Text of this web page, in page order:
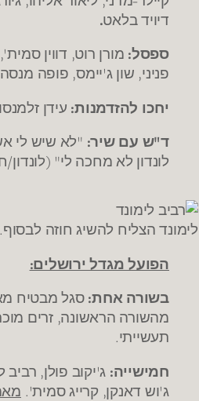
דיויד בלאט.
ספסל: מורן רוט, דווין
פניני, שון ג'יימס, פופה
יחכו להזדמנות: עידן
ד"ש עם שיר: "לא שיש לי
לונדון לא מחכה לי"
לימונד הצליח להשיג חוזה לבסוף.
הפועל מגדל ירושלים:
בשורה אחת:סגל מבטיח
מהשורה הראשונה, זרים
תעשייתי.
חמישייה: ג'יקוב פולן, רביב
ג'וש דאנקן, קרייג סמית'.